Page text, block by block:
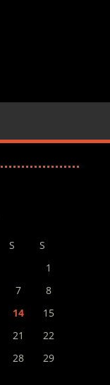
S
S
1
7
8
14
15
21
22
28
29